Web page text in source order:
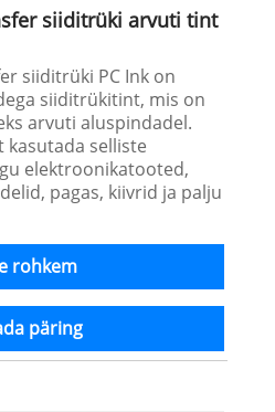
siiditrüki arvuti tint
siiditrüki PC Ink on
siiditrükitint, mis on
arvuti aluspindadel.
kasutada selliste
elektroonikatooted,
pagas, kiivrid ja palju
rohkem
päring